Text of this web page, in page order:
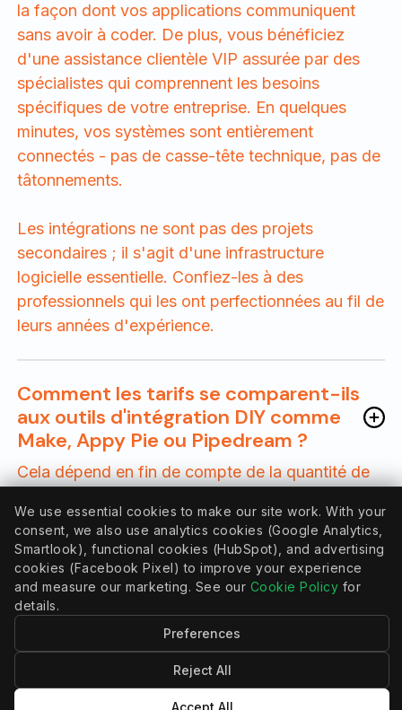
la façon dont vos applications communiquent
sans avoir à coder. De plus, vous bénéficiez
d'une assistance clientèle VIP assurée par des
spécialistes qui comprennent les besoins
spécifiques de votre entreprise. En quelques
minutes, vos systèmes sont entièrement
connectés - pas de casse-tête technique, pas de
tâtonnements.
Les intégrations ne sont pas des projets
secondaires ; il s'agit d'une infrastructure
logicielle essentielle. Confiez-les à des
professionnels qui les ont perfectionnées au fil de
leurs années d'expérience.
Comment les tarifs se comparent-ils
aux outils d'intégration DIY comme
Make, Appy Pie ou Pipedream ?
Cela dépend en fin de compte de la quantité de
vos applications. Ces coûts augmentent
rapidement, surtout si votre intégration nécessite
une logique sophistiquée, des transformations de
données (comme des dates ou des devises), une
mise en cache et des flux de travail complexes.
Cependant, nos applications API sont dotées de
fonctionnalités et d'intégrations avancées qui ne
We use essential cookies to make our site work. With your
consent, we also use analytics cookies (Google Analytics,
Smartlook), functional cookies (HubSpot), and advertising
cookies (Facebook Pixel) to improve your experience
and measure our marketing. See our Cookie Policy for
details.
Preferences
Reject All
Accept All